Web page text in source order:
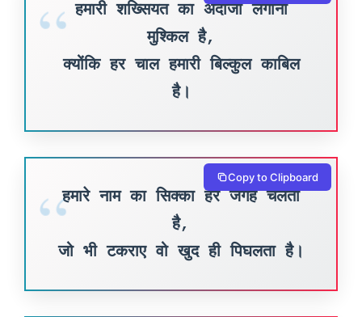
हमारी शख्सियत का अंदाजा लगाना
मुश्किल है,
क्योंकि हर चाल हमारी बिल्कुल काबिल
है।
हमारे नाम का सिक्का हर जगह चलता
है,
जो भी टकराए वो खुद ही पिघलता है।
Copy to Clipboard